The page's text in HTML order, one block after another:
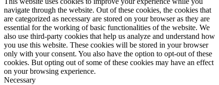
navigate through the website. Out of these cookies, the cookies that
are categorized as necessary are stored on your browser as they are
essential for the working of basic functionalities of the website. We
also use third-party cookies that help us analyze and understand how
you use this website. These cookies will be stored in your browser
only with your consent. You also have the option to opt-out of these
cookies. But opting out of some of these cookies may have an effect
on your browsing experience.
Necessary